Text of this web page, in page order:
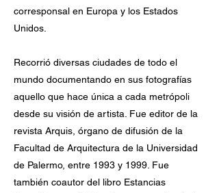
corresponsal en Europa y los Estados
Unidos.
Recorrió diversas ciudades de todo el
mundo documentando en sus fotografías
aquello que hace única a cada metrópoli
desde su visión de artista. Fue editor de la
revista Arquis, órgano de difusión de la
Facultad de Arquitectura de la Universidad
de Palermo, entre 1993 y 1999. Fue
también coautor del libro Estancias